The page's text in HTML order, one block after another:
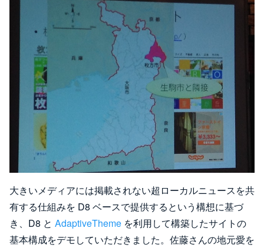
大きいメディアには掲載されない超ローカルニュースを共
有する仕組みを D8 ベースで提供するという構想に基づ
き、D8 と AdaptiveTheme を利用して構築したサイトの
基本構成をデモしていただきました。佐藤さんの地元愛を